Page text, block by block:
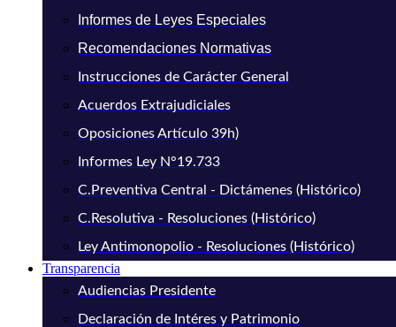
Informes de Leyes Especiales
Recomendaciones Normativas
Instrucciones de Carácter General
Acuerdos Extrajudiciales
Oposiciones Artículo 39h)
Informes Ley N°19.733
C.Preventiva Central - Dictámenes (Histórico)
C.Resolutiva - Resoluciones (Histórico)
Ley Antimonopolio - Resoluciones (Histórico)
Transparencia
Audiencias Presidente
Declaración de Intéres y Patrimonio